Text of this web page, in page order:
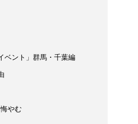
ベント」群馬・千葉編
やむ